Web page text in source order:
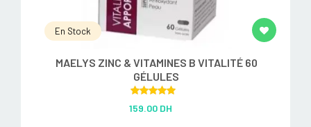
En Stock
MAELYS ZINC & VITAMINES B VITALITÉ 60
GÉLULES
out of 5
159.00 DH